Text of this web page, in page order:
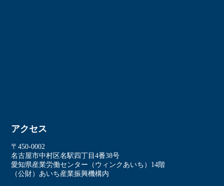
アクセス
〒450-0002
名古屋市中村区名駅四丁⽬4番38号
愛知県産業労働センター（ウィンクあいち）14階
（公財）あいち産業振興機構内